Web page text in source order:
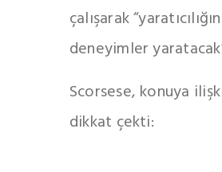
çalışarak
deneyimler
Scorsese, konuya
dikkat çekti: